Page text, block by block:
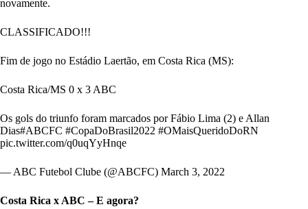
novamente.
CLASSIFICADO!!!
Fim de jogo no Estádio Laertão, em Costa Rica (MS):
Costa Rica/MS 0 x 3 ABC
Os gols do triunfo foram marcados por Fábio Lima (2) e Allan
Dias#ABCFC #CopaDoBrasil2022 #OMaisQueridoDoRN
pic.twitter.com/q0uqYyHnqe
— ABC Futebol Clube (@ABCFC) March 3, 2022
Costa Rica x ABC – E agora?